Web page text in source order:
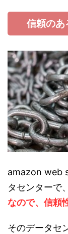
信頼の
amazon web
タセンターで、
なので、信頼
そのデータセ